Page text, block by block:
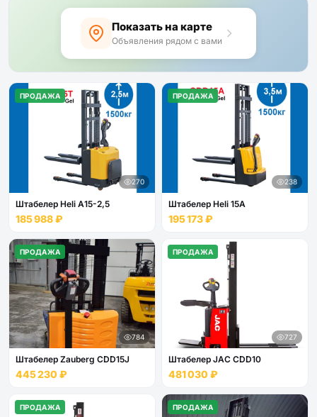
Показать на карте
Объявления рядом с вами
ПРОДАЖА
270
Штабелер Heli А15-2,5
185 988 ₽
ПРОДАЖА
238
Штабелер Heli 15А
195 173 ₽
ПРОДАЖА
784
Штабелер Zauberg CDD15J
445 230 ₽
ПРОДАЖА
727
Штабелер JAC CDD10
481 030 ₽
ПРОДАЖА ПРОДАЖА